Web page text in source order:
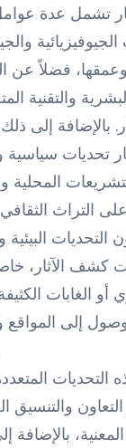
تشمل عدة
وعمقها، فضلاً
والتقنية
بالإضافة إلى
تحديات سياسية
المحلية
التراث
البيئية
كشف الآثار،
أو الغابات
إلى المواقع
التحديات
والتنسيق
بالإضافة